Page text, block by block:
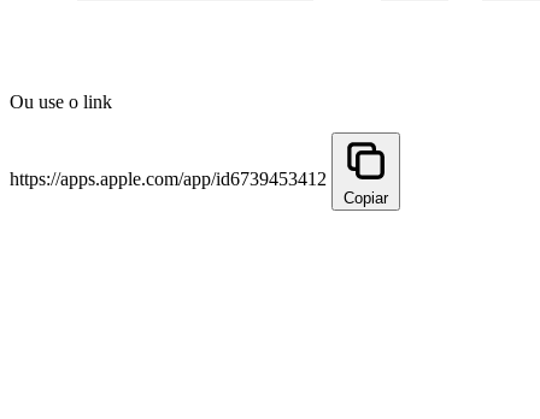
Ou use o link
https://apps.apple.com/app/id6739453412
Copiar